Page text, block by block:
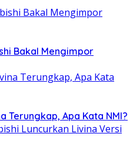
Bakal Mengimpor
Terungkap, Apa Kata NMI?